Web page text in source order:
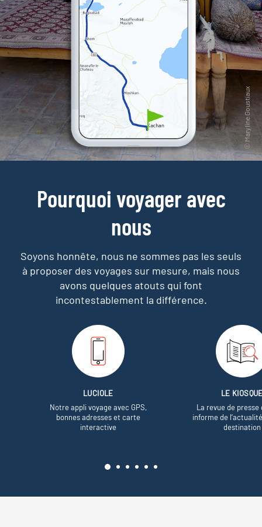
Pourquoi voyager avec
nous
Soyons honnête, nous ne sommes pas les seuls
à proposer des voyages sur mesure, mais nous
avons quelques atouts qui font
incontestablement la différence.
LUCIOLE
Notre appli voyage avec GPS,
bonnes adresses et carte
interactive
LE
La revue de presse
informe de
destination